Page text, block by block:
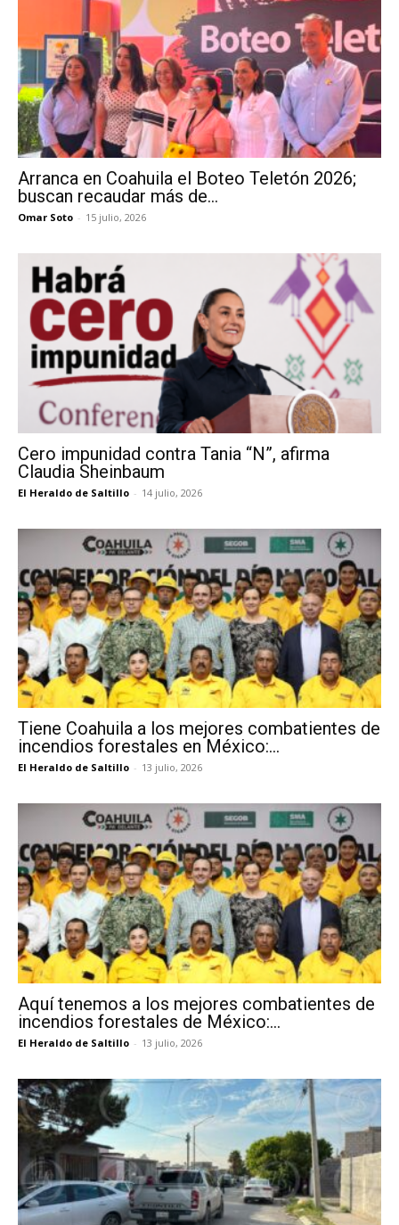
Arranca en Coahuila el Boteo Teletón 2026;
buscan recaudar más de...
Omar Soto - 15 julio, 2026
Cero impunidad contra Tania “N”, afirma
Claudia Sheinbaum
El Heraldo de Saltillo - 14 julio, 2026
Tiene Coahuila a los mejores combatientes de
incendios forestales en México:...
El Heraldo de Saltillo - 13 julio, 2026
Aquí tenemos a los mejores combatientes de
incendios forestales de México:...
El Heraldo de Saltillo - 13 julio, 2026